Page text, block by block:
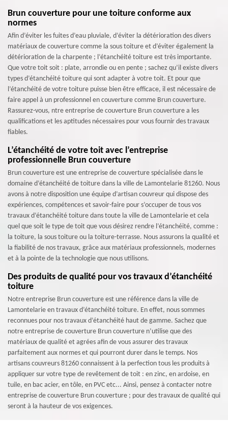
Brun couverture pour une toiture conforme aux
normes
Afin d’éviter les fuites d’eau pluviale, d’éviter la détérioration des divers
matériaux de couverture comme la sous toiture et d’éviter également la
détérioration de la charpente ; l’étanchéité toiture est très importante.
Que votre toit soit : plate, arrondie ou en pente ; sachez qu’il existe divers
types d’étanchéité toiture qui sont adapter à votre toit. Et pour que
l’étanchéité de votre toiture puisse bien être efficace, il est nécessaire de
faire appel à un professionnel en couverture comme Brun couverture.
Rassurez-vous, ntre entreprise de couverture Brun couverture a les
qualifications et les aptitudes nécessaires pour vous fournir des travaux
fiables.
L’étanchéité de votre toit avec l’entreprise
professionnelle Brun couverture
Brun couverture est une entreprise de couverture spécialisée dans le
domaine d’étanchéité de toiture dans la ville de Lamontelarie 81260. Nous
avons à notre disposition une équipe d’artisan couvreur qui dispose des
expériences, compétences et savoir-faire pour s’occuper de tous vos
travaux d’étanchéité toiture dans toute la ville de Lamontelarie et cela
quel que soit le type de toit que vous désirez rendre l’étanchéité, comme :
la toiture, la sous toiture ou la toiture-terrasse. Nous assurons la qualité et
la fiabilité de nos travaux, grâce aux matériaux professionnels, modernes
et à la pointe de la technologie que nous utilisons.
Des produits de qualité pour vos travaux d’étanchéité
toiture
Notre entreprise Brun couverture est une référence dans la ville de
Lamontelarie en travaux d’étanchéité toiture. En effet, nous sommes
reconnues pour nos travaux d’étanchéité haut de gamme. Sachez que
notre entreprise de couverture Brun couverture n’utilise que des
matériaux de qualité et agrées afin de vous assurer des travaux
parfaitement aux normes et qui pourront durer dans le temps. Nos
artisans couvreurs 81260 connaissent à la perfection tous les produits à
appliquer sur votre type de revêtement de toit : en zinc, en ardoise, en
tuile, en bac acier, en tôle, en PVC etc... Ainsi, pensez à contacter notre
entreprise de couverture Brun couverture ; pour des travaux de qualité qui
seront à la hauteur de vos exigences.